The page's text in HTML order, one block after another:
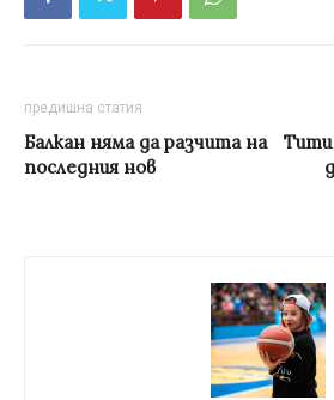
предишна статия
Балкан няма да разчита на
последния нов
Тити